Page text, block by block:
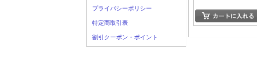
プライバシーポリシー
特定商取引表
割引クーポン・ポイント